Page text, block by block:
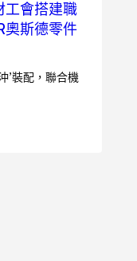
工會搭建職
奧斯德零件
’裝配，聯合機